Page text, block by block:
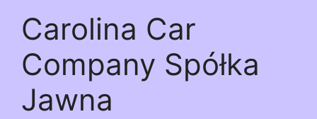
Carolina Car
Company Spółka
Jawna